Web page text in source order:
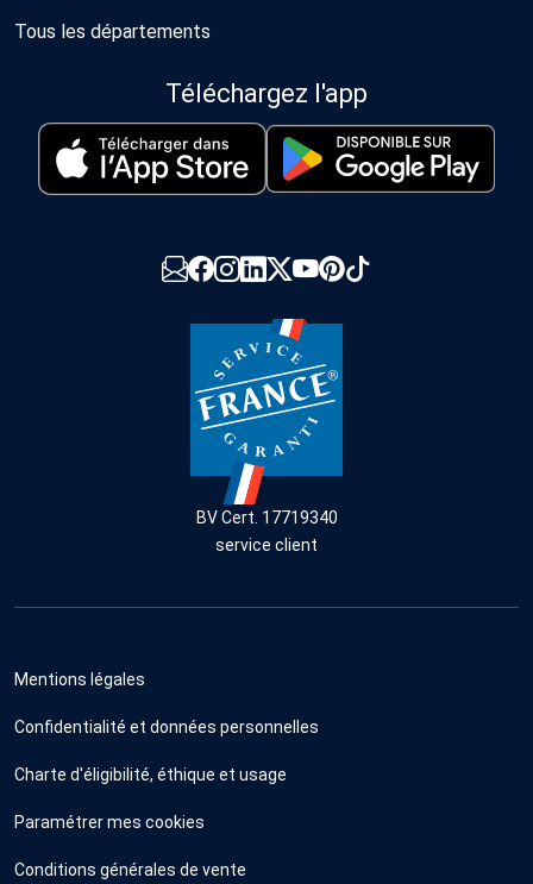
Tous les départements
Téléchargez l'app
BV Cert. 17719340
service client
Mentions légales
Confidentialité et données personnelles
Charte d'éligibilité, éthique et usage
Paramétrer mes cookies
Conditions générales de vente